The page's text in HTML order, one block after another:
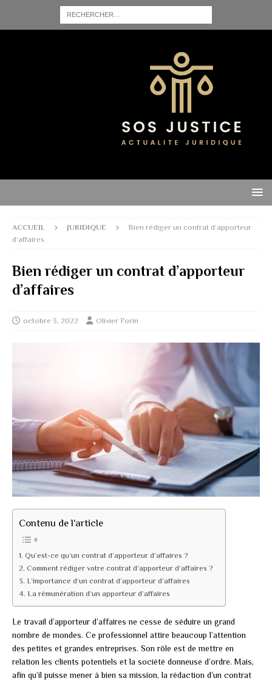
ACCUEIL JURIDIQUE
Bien rédiger un contrat d’apporteur
d’affaires
Bien rédiger un contrat d’apporteur
d’affaires
octobre 3, 2022 Olivier Forin
Contenu de l'article
Qu’est-ce qu’un contrat d’apporteur d’affaires ?
Comment rédiger votre contrat d’apporteur d’affaires ?
L’importance d’un contrat d’apporteur d’affaires
La rémunération d’un apporteur d’affaires
Le travail d’apporteur d’affaires ne cesse de séduire un grand
nombre de mondes. Ce professionnel attire beaucoup l’attention
des petites et grandes entreprises. Son rôle est de mettre en
relation les clients potentiels et la société donneuse d’ordre. Mais,
afin qu’il puisse mener à bien sa mission, la rédaction d’un contrat